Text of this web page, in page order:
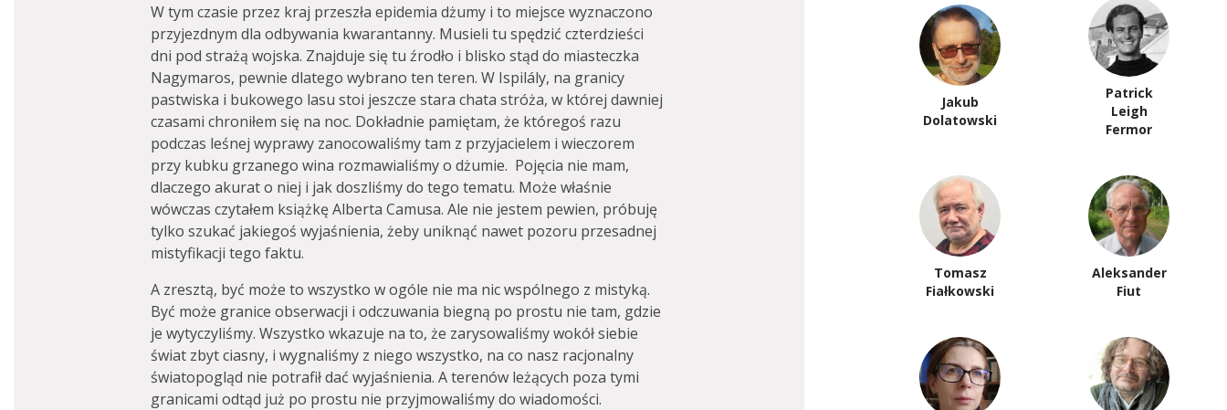
W tym czasie przez kraj przeszła epidemia dżumy i to miejsce wyznaczono
przyjezdnym dla odbywania kwarantanny. Musieli tu spędzić czterdzieści
dni pod strażą wojska. Znajduje się tu źrodło i blisko stąd do miasteczka
Nagymaros, pewnie dlatego wybrano ten teren. W Ispilály, na granicy
pastwiska i bukowego lasu stoi jeszcze stara chata stróża, w której dawniej
czasami chroniłem się na noc. Dokładnie pamiętam, że któregoś razu
podczas leśnej wyprawy zanocowaliśmy tam z przyjacielem i wieczorem
przy kubku grzanego wina rozmawialiśmy o dżumie. Pojęcia nie mam,
dlaczego akurat o niej i jak doszliśmy do tego tematu. Może właśnie
wówczas czytałem książkę Alberta Camusa. Ale nie jestem pewien, próbuję
tylko szukać jakiegoś wyjaśnienia, żeby uniknąć nawet pozoru przesadnej
mistyfikacji tego faktu.
A zresztą, być może to wszystko w ogóle nie ma nic wspólnego z mistyką.
Być może granice obserwacji i odczuwania biegną po prostu nie tam, gdzie
je wytyczyliśmy. Wszystko wkazuje na to, że zarysowaliśmy wokół siebie
świat zbyt ciasny, i wygnaliśmy z niego wszystko, na co nasz racjonalny
światopogląd nie potrafił dać wyjaśnienia. A terenów leżących poza tymi
granicami odtąd już po prostu nie przyjmowaliśmy do wiadomości.
Jakub
Dolatowski
Patrick
Leigh
Fermor
Tomasz
Fiałkowski
Aleksander
Fiut